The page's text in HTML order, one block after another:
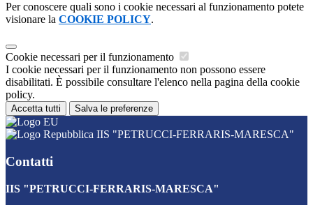
Per conoscere quali sono i cookie necessari al funzionamento potete
visionare la COOKIE POLICY.
Cookie necessari per il funzionamento
I cookie necessari per il funzionamento non possono essere
disabilitati. È possibile consultare l'elenco nella pagina della cookie
policy.
Accetta tutti Salva le preferenze
IIS "PETRUCCI-FERRARIS-MARESCA"
Contatti
IIS "PETRUCCI-FERRARIS-MARESCA"